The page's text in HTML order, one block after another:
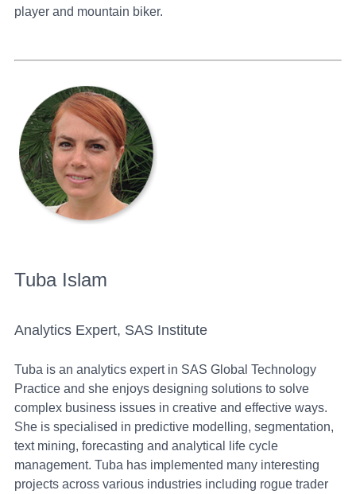
player and mountain biker.
Tuba Islam
Analytics Expert, SAS Institute
Tuba is an analytics expert in SAS Global Technology
Practice and she enjoys designing solutions to solve
complex business issues in creative and effective ways.
She is specialised in predictive modelling, segmentation,
text mining, forecasting and analytical life cycle
management. Tuba has implemented many interesting
projects across various industries including rogue trader